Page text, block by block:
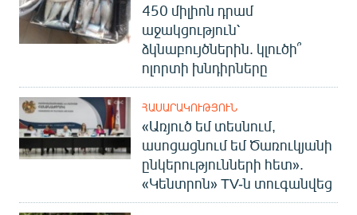
450 միլիոն դրամ
աջակցություն՝
ձկնաբույծներին. կլուծի՞
ոլորտի խնդիրները
ՀԱՍԱՐԱԿՈՒԹՅՈՒՆ
«Առյուծ եմ տեսնում,
ասոցացնում եմ Ծառուկյանի
ընկերությունների հետ».
«Կենտրոն» TV-ն տուգանվեց